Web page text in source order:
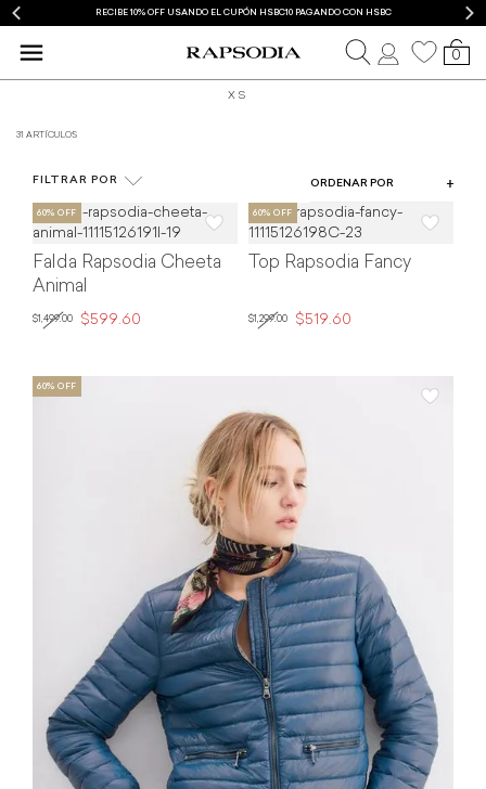
RECIBE 10% OFF USANDO EL CUPÓN HSBC10 PAGANDO CON HSBC
0
XS
31 ARTÍCULOS
FILTRAR POR
ROPA
ORDENAR POR
Falda Rapsodia Cheeta
Animal
$1,499.00 $599.60
Top Rapsodia Fancy
$1,299.00 $519.60